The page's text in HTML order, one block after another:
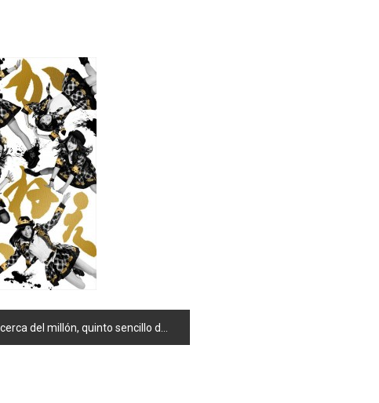
del millón, quinto sencillo de JKT48 y news 48